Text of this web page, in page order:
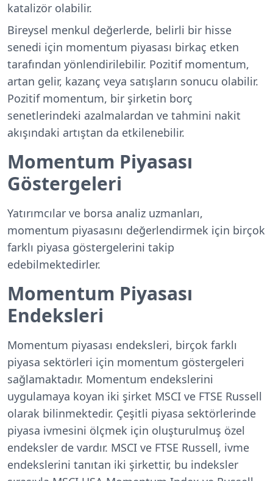
katalizör olabilir.
Bireysel menkul değerlerde, belirli bir hisse
senedi için momentum piyasası birkaç etken
tarafından yönlendirilebilir. Pozitif momentum,
artan gelir, kazanç veya satışların sonucu olabilir.
Pozitif momentum, bir şirketin borç
senetlerindeki azalmalardan ve tahmini nakit
akışındaki artıştan da etkilenebilir.
Momentum Piyasası
Göstergeleri
Yatırımcılar ve borsa analiz uzmanları,
momentum piyasasını değerlendirmek için birçok
farklı piyasa göstergelerini takip
edebilmektedirler.
Momentum Piyasası
Endeksleri
Momentum piyasası endeksleri, birçok farklı
piyasa sektörleri için momentum göstergeleri
sağlamaktadır. Momentum endekslerini
uygulamaya koyan iki şirket MSCI ve FTSE Russell
olarak bilinmektedir. Çeşitli piyasa sektörlerinde
piyasa ivmesini ölçmek için oluşturulmuş özel
endeksler de vardır. MSCI ve FTSE Russell, ivme
endekslerini tanıtan iki şirkettir, bu indeksler